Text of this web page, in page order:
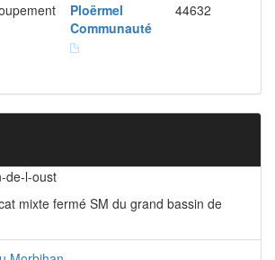
Ploërmel
Communauté
44632
de-l-oust
mixte fermé SM du grand bassin de